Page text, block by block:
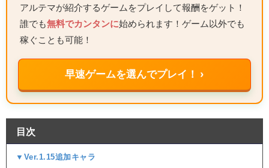
アルテマが紹介するゲームをプレイして報酬をゲット！
誰でも無料でカンタンに始められます！ゲーム以外でも
稼ぐことも可能！
早速ゲームを選んでプレイ！ ›
目次
▼Ver.1.15追加キャラ